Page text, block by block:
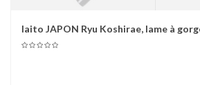
Iaito JAPON Ryu Koshirae, lame à